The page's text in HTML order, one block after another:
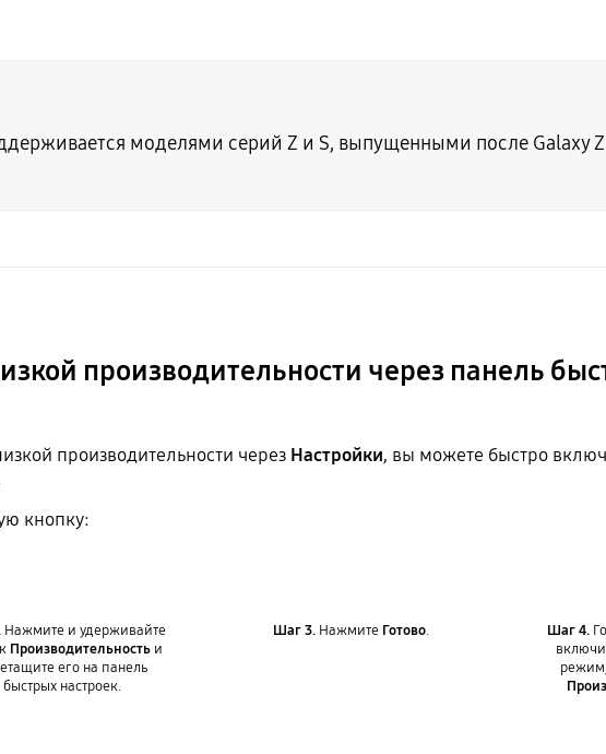
моделями серий Z и S, выпущенными после Galaxy Z
производительности через панель
производительности через Настройки, вы можете быстро
кнопку:
Нажмите и удерживайте
Производительностьи
его на панель
быстрых настроек.
Шаг 3.Нажмите Готово. Шаг 4.